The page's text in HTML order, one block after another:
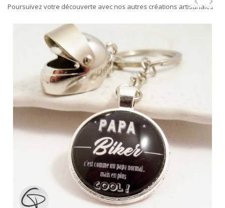
Poursuivez votre découverte avec nos autres créations artisanales